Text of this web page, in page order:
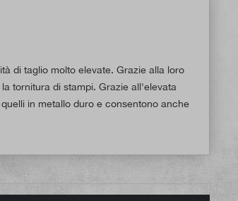
di taglio molto elevate. Grazie alla loro
tornitura di stampi. Grazie all'elevata
in metallo duro e consentono anche